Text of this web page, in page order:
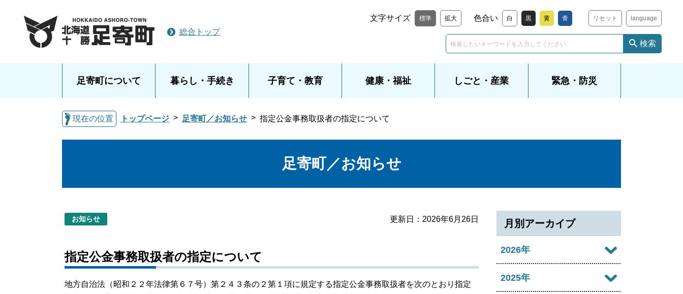
総合トップ
文字サイズ 標準 拡大 色合い 白 黒 黄 青 リセット language
検索
足寄町について 暮らし・手続き 子育て・教育 健康・福祉 しごと・産業 緊急・防災
現在の位置 トップページ 足寄町／お知らせ 指定公金事務取扱者の指定について
足寄町／お知らせ
お知らせ 更新日： 2026年6月26日
指定公金事務取扱者の指定について
地方自治法（昭和２２年法律第６７号）第２４３条の２第１項に規定する指定公金事務取扱者を次のとおり指定
月別アーカイブ
2026年
2026年08月
2025年